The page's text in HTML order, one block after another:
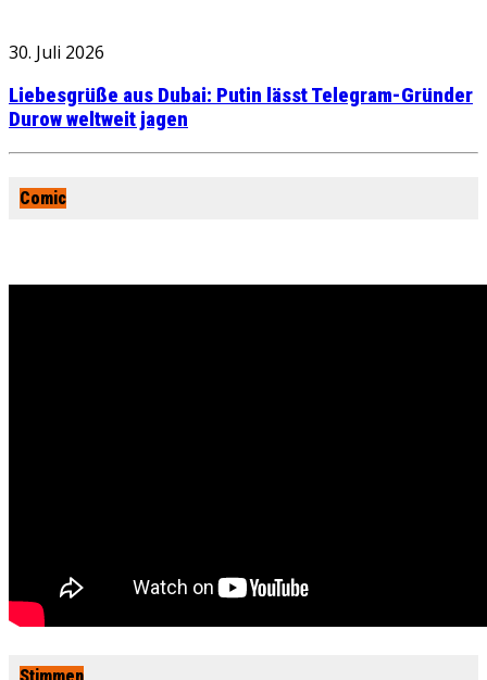
30. Juli 2026
Liebesgrüße aus Dubai: Putin lässt Telegram-Gründer
Durow weltweit jagen
Comic